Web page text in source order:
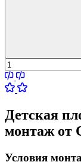
Детская
монтаж от
Условия